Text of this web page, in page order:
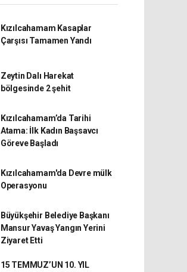
Kızılcahamam Kasaplar
Çarşısı Tamamen Yandı
Zeytin Dalı Harekat
bölgesinde 2 şehit
Kızılcahamam’da Tarihi
Atama: İlk Kadın Başsavcı
Göreve Başladı
Kızılcahamam'da Devre mülk
Operasyonu
Büyükşehir Belediye Başkanı
Mansur Yavaş Yangın Yerini
Ziyaret Etti
15 TEMMUZ’UN 10. YIL